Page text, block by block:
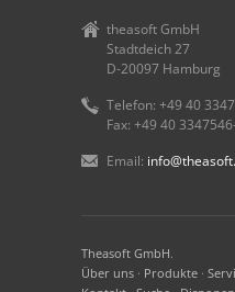
theasoft GmbH
Stadtdeich 27
D-20097 Hamburg
Telefon: +49 40
Fax: +49 40
Email:
Theasoft GmbH.
Über uns · Produkte ·